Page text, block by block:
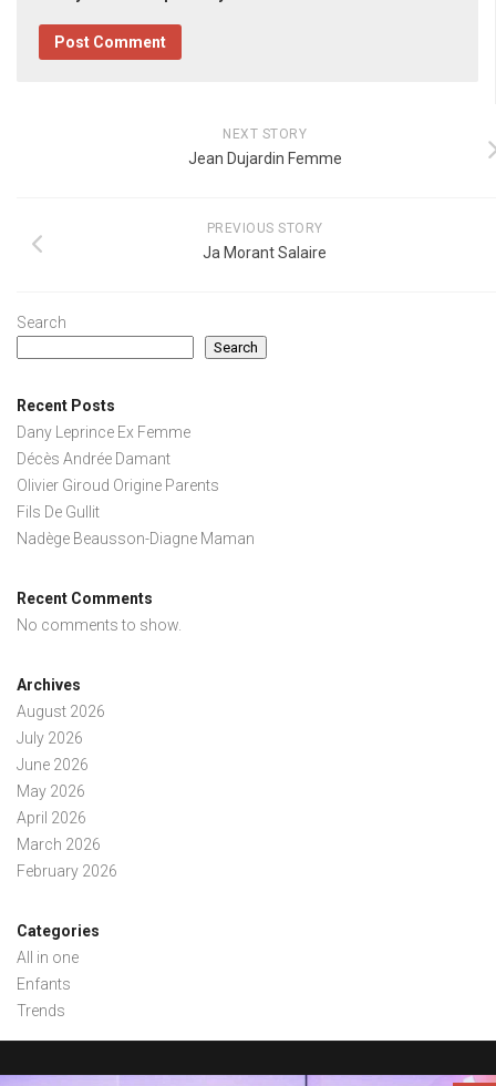
NEXT STORY
Jean Dujardin Femme
PREVIOUS STORY
Ja Morant Salaire
Search
Search
Recent Posts
Dany Leprince Ex Femme
Décès Andrée Damant
Olivier Giroud Origine Parents
Fils De Gullit
Nadège Beausson-Diagne Maman
Recent Comments
No comments to show.
Archives
August 2026
July 2026
June 2026
May 2026
April 2026
March 2026
February 2026
Categories
All in one
Enfants
Trends